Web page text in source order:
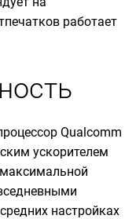
работает
Qualcomm
ускорителем
настройках